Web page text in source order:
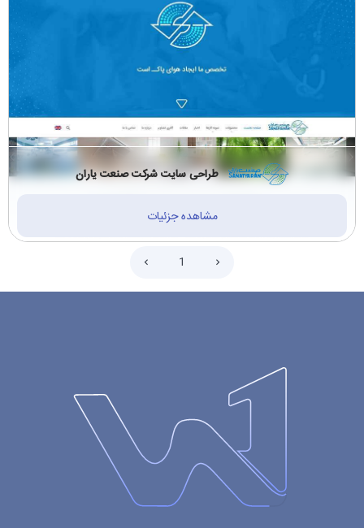
طراحی سایت شرکت صنعت یاران
مشاهده جزئیات
1